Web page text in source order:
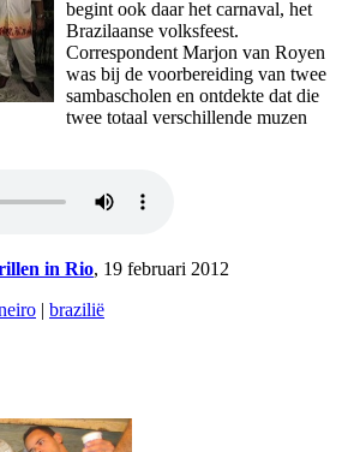
begint ook daar het carnaval, het
Brazilaanse volksfeest.
Correspondent Marjon van Royen
was bij de voorbereiding van twee
sambascholen en ontdekte dat die
twee totaal verschillende muzen
in Rio, 19 februari 2012
| brazilië